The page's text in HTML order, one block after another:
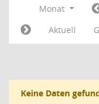
Monat
Aktuell
Keine Daten